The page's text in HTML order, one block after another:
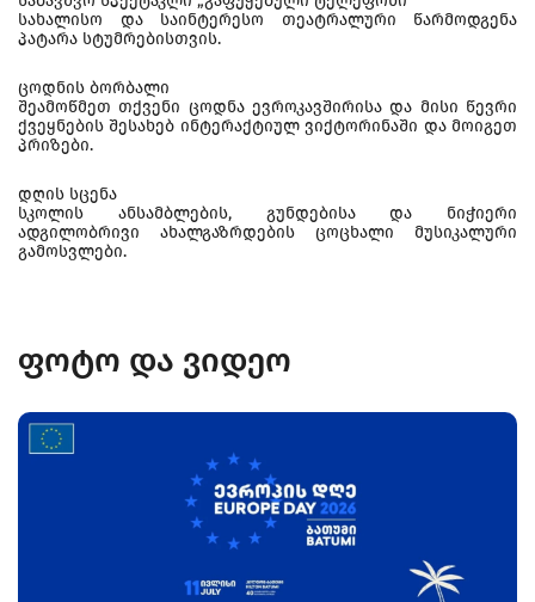
სახალისო და საინტერესო თეატრალური წარმოდგენა
პატარა სტუმრებისთვის.
ცოდნის ბორბალი
შეამოწმეთ თქვენი ცოდნა ევროკავშირისა და მისი წევრი
ქვეყნების შესახებ ინტერაქტიულ ვიქტორინაში და მოიგეთ
პრიზები.
დღის სცენა
სკოლის ანსამბლების, გუნდებისა და ნიჭიერი
ადგილობრივი ახალგაზრდების ცოცხალი მუსიკალური
გამოსვლები.
ფოტო და ვიდეო